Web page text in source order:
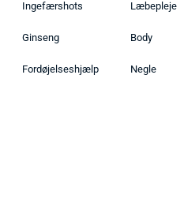
Ingefærshots
Ginseng
Fordøjelseshjælp
Læbepleje
Body
Negle